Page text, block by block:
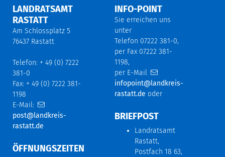
LANDRATSAMT
RASTATT
Am Schlossplatz 5
76437 Rastatt
Telefon: + 49 (0) 7222
381-0
Fax: + 49 (0) 7222 381-
1198
E-Mail:
post@landkreis-
rastatt.de
ÖFFNUNGSZEITEN
INFO-POINT
Sie erreichen uns
unter
Telefon 07222 381-0,
per Fax 07222 381-
1198,
per E-Mail
infopoint@landkreis-
rastatt.de oder
BRIEFPOST
Landratsamt
Rastatt,
Postfach 18 63,